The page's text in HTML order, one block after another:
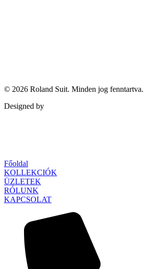
© 2026 Roland Suit. Minden jog fenntartva.
Designed by
Főoldal
KOLLEKCIÓK
ÜZLETEK
RÓLUNK
KAPCSOLAT